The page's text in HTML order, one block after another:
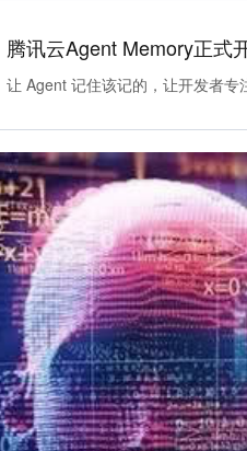
腾讯云Agent Memory正式
让 Agent 记住该记的，让开发者专